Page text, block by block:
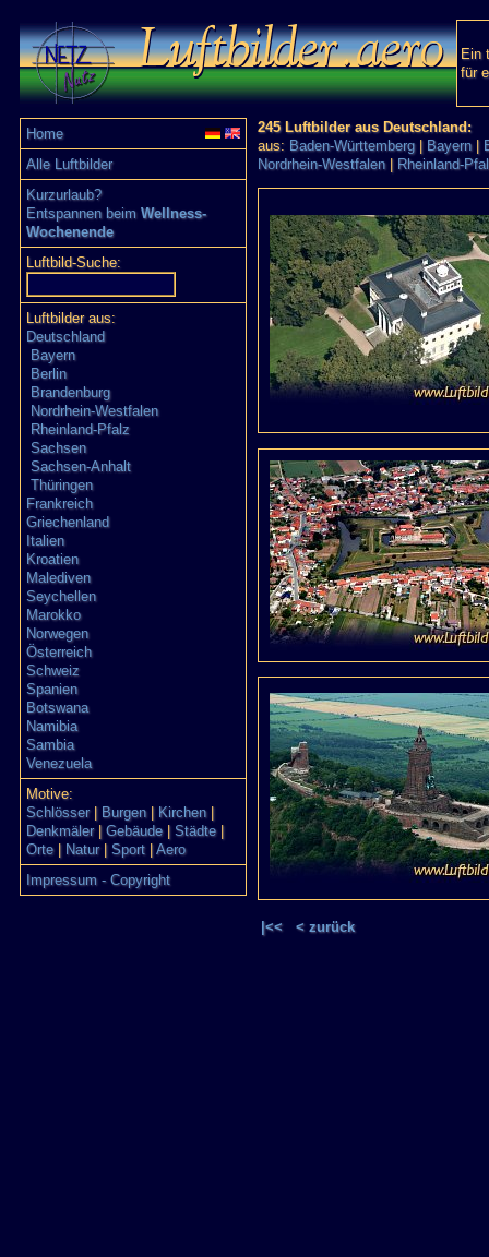
Ein
für
Home
Alle Luftbilder
Kurzurlaub?
Entspannen beim Wellness-
Wochenende
Luftbild-Suche:
Luftbilder aus:
Deutschland
Bayern
Berlin
Brandenburg
Nordrhein-Westfalen
Rheinland-Pfalz
Sachsen
Sachsen-Anhalt
Thüringen
Frankreich
Griechenland
Italien
Kroatien
Malediven
Seychellen
Marokko
Norwegen
Österreich
Schweiz
Spanien
Botswana
Namibia
Sambia
Venezuela
Motive:
Schlösser| Burgen| Kirchen|
Denkmäler| Gebäude| Städte|
Orte| Natur| Sport
Aero
Impressum - Copyright
245 Luftbilder aus Deutschland:
aus: Baden-Württemberg| Bayern|
Nordrhein-Westfalen| Rheinland-
|<< < zurück